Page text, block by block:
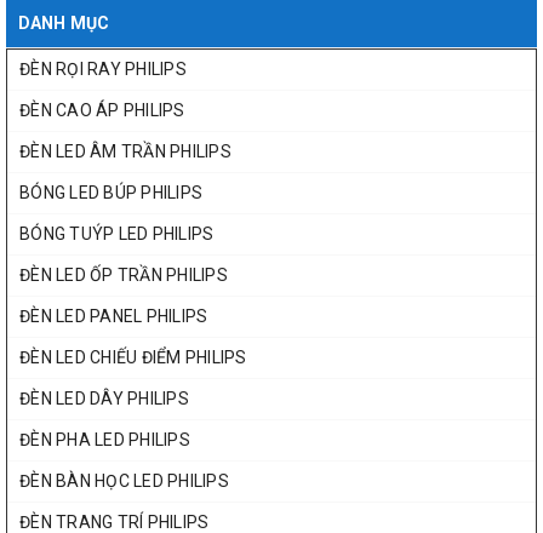
DANH MỤC
ĐÈN RỌI RAY PHILIPS
ĐÈN CAO ÁP PHILIPS
ĐÈN LED ÂM TRẦN PHILIPS
BÓNG LED BÚP PHILIPS
BÓNG TUÝP LED PHILIPS
ĐÈN LED ỐP TRẦN PHILIPS
ĐÈN LED PANEL PHILIPS
ĐÈN LED CHIẾU ĐIỂM PHILIPS
ĐÈN LED DÂY PHILIPS
ĐÈN PHA LED PHILIPS
ĐÈN BÀN HỌC LED PHILIPS
ĐÈN TRANG TRÍ PHILIPS